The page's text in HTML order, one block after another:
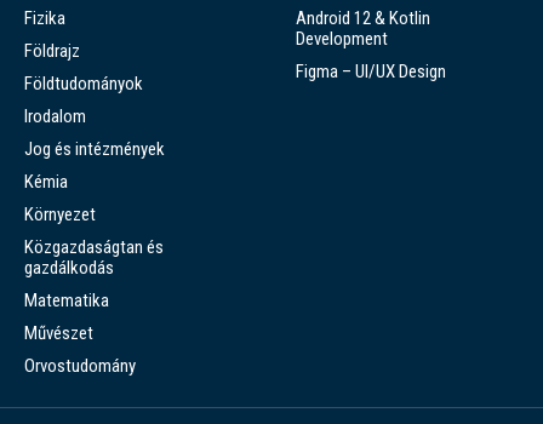
Fizika
Földrajz
Földtudományok
Irodalom
Jog és intézmények
Kémia
Környezet
Közgazdaságtan és
gazdálkodás
Matematika
Művészet
Orvostudomány
Android 12 & Kotlin
Development
Figma – UI/UX Design